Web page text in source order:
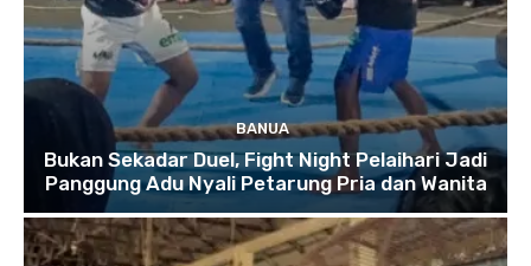
BANUA
Bukan Sekadar Duel, Fight Night Pelaihari Jadi
Panggung Adu Nyali Petarung Pria dan Wanita